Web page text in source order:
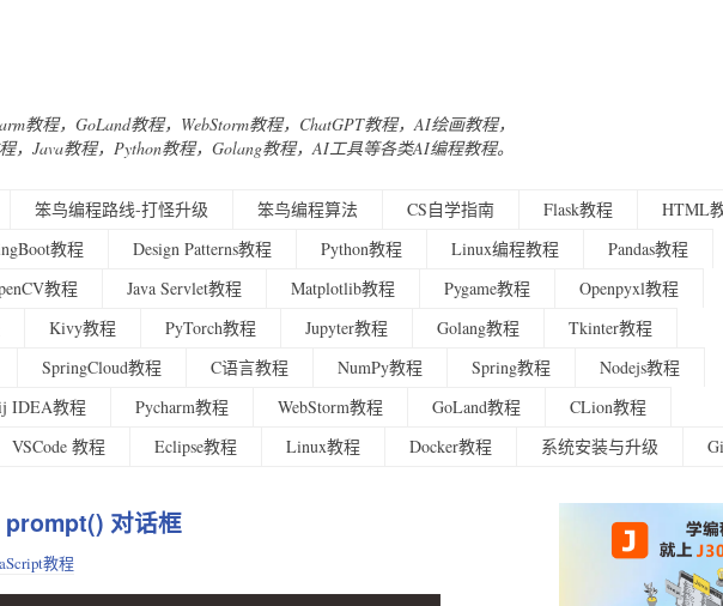
教程，GoLand教程，WebStorm教程，ChatGPT教程，AI绘画教程，
，Java教程，Python教程，Golang教程，AI工具等各类AI编程教程。
笨鸟编程路线-打怪升级 笨鸟编程算法 CS自学指南 Flask教程
HTML
教程 Design Patterns教程 Python教程 Linux编程教程
Pandas教程
教程 Java Servlet教程 Matplotlib教程 Pygame教程
Openpyxl教程
Kivy教程 PyTorch教程 Jupyter教程 Golang教程
Tkinter教程
SpringCloud教程 C语言教程 NumPy教程 Spring教程
Nodejs教程
IDEA教程 Pycharm教程 WebStorm教程 GoLand教程
CLion教程
VSCode 教程 Eclipse教程 Linux教程 Docker教程 系统安装与升级
对话框
教程